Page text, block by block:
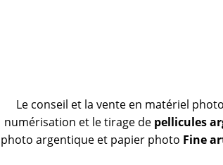
Le conseil et la vente en matériel
numérisation et le tirage de pellicules
photo argentique et papier photo Fine